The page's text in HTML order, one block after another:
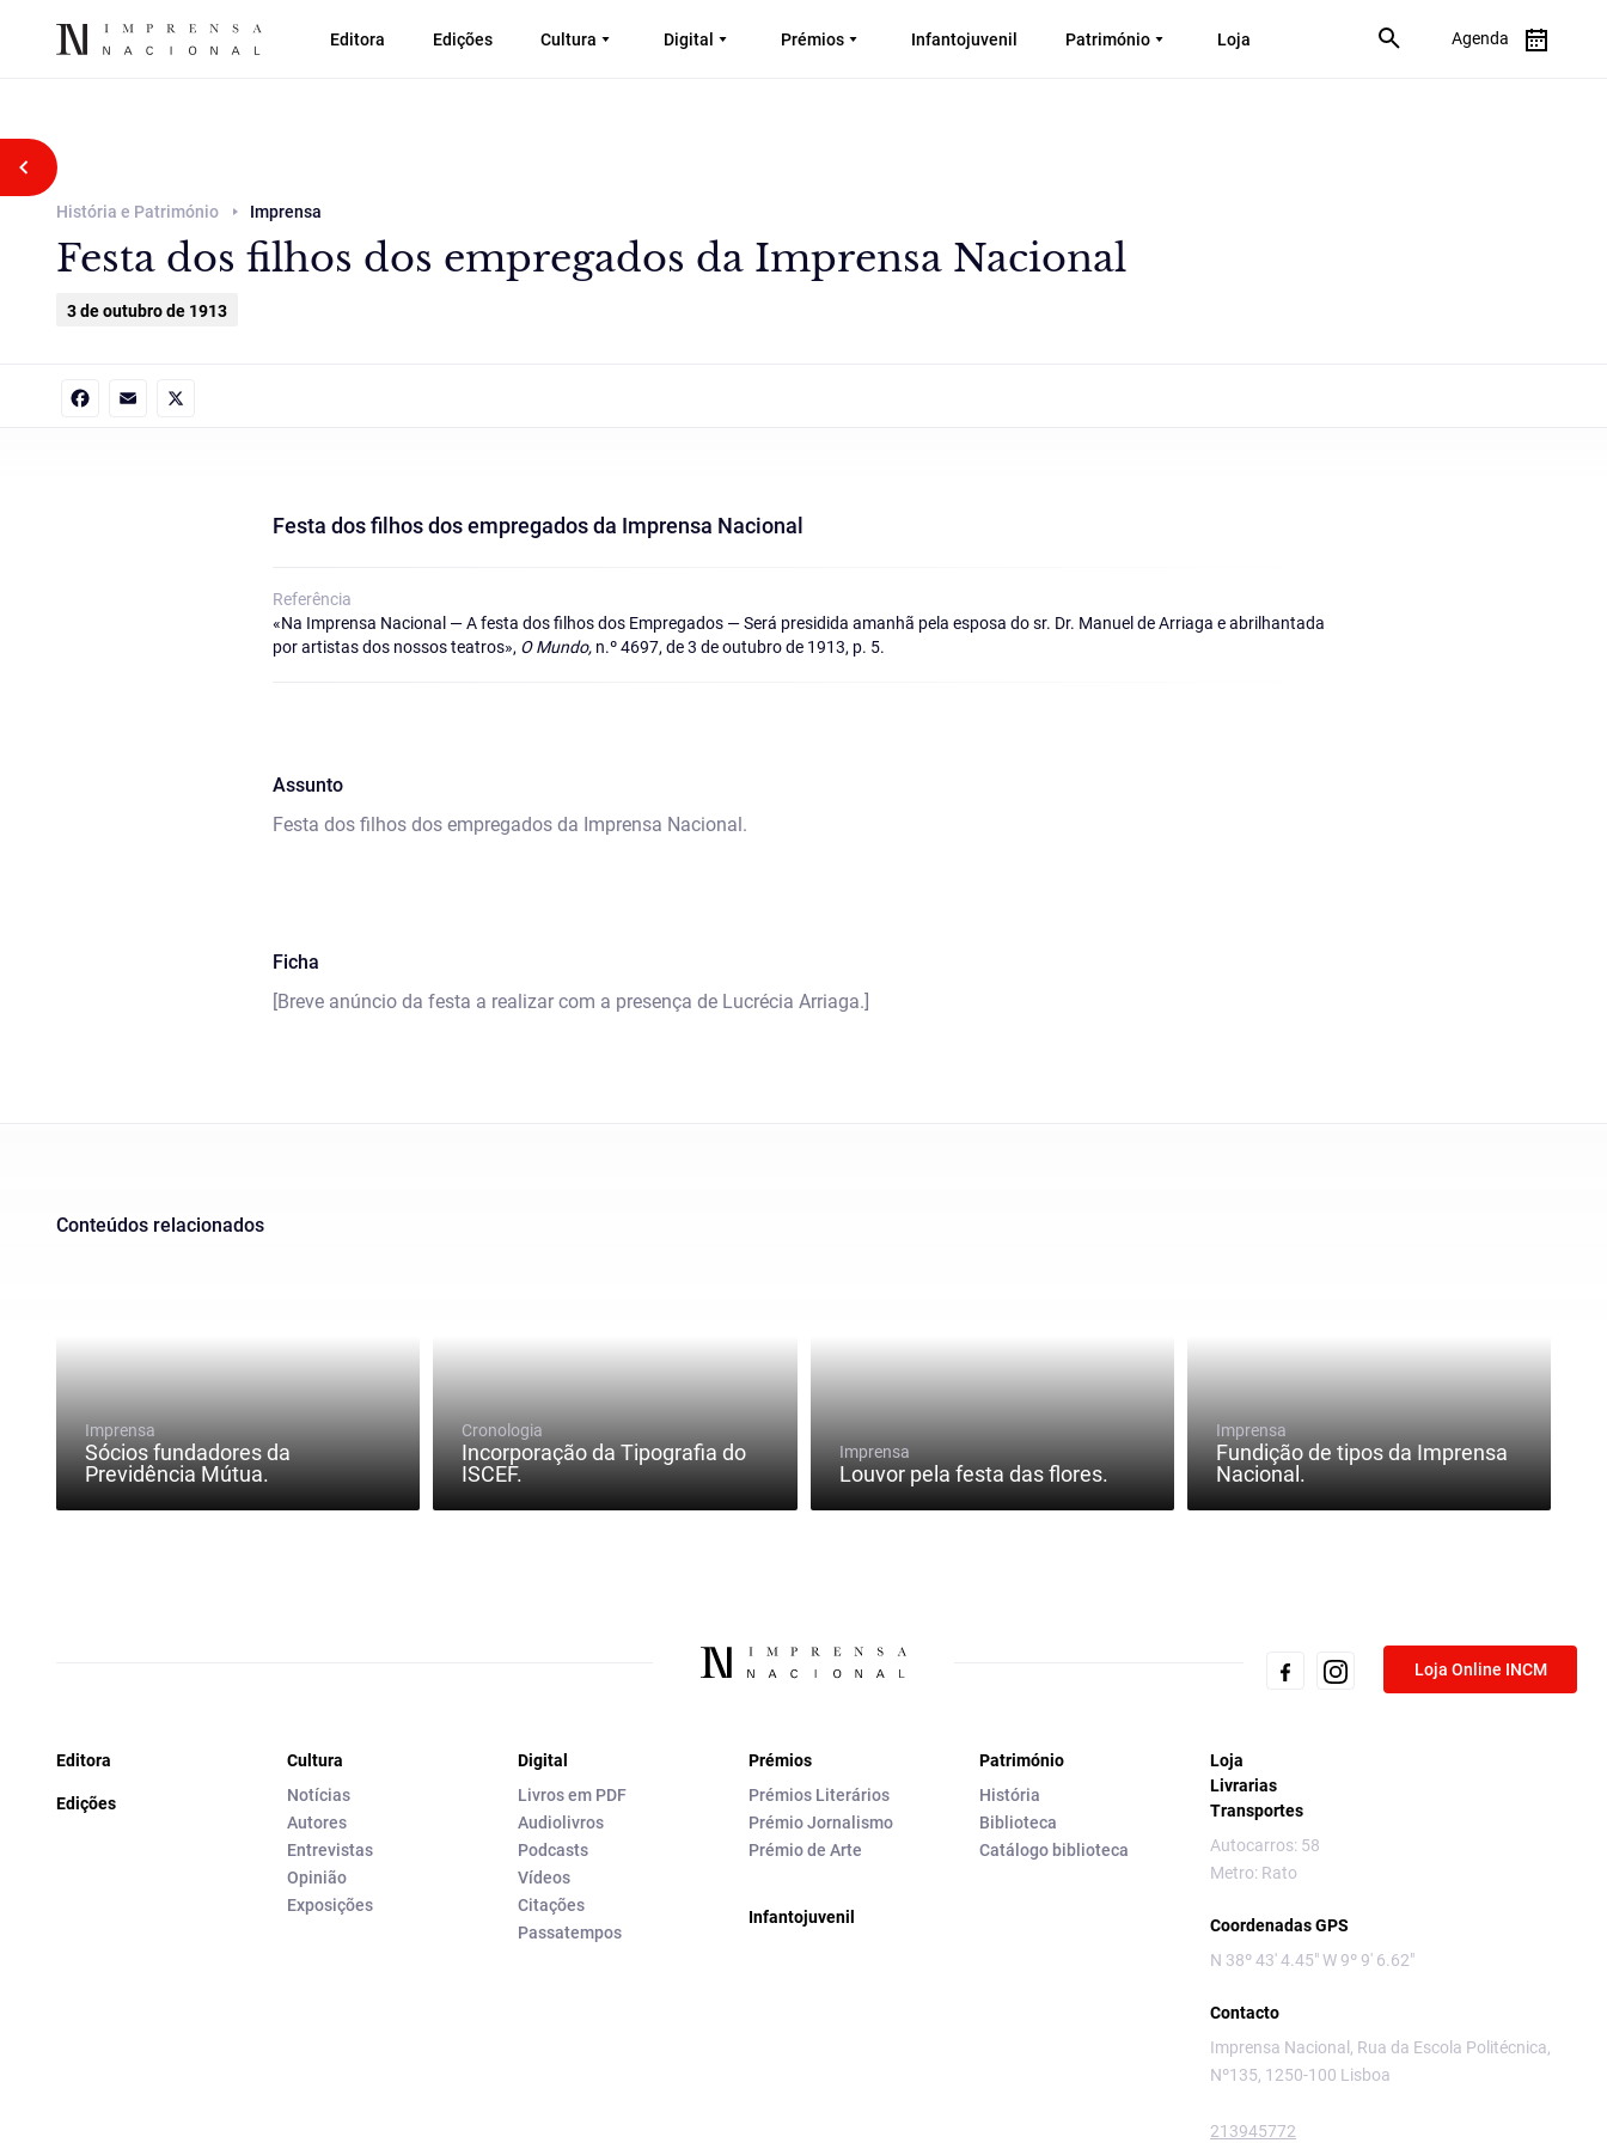
Editora Edições Cultura Digital Prémios Infantojuvenil Património Loja Agenda
Voltar atrás
História e Património Imprensa
Festa dos filhos dos empregados da Imprensa Nacional
3 de outubro de 1913
Festa dos filhos dos empregados da Imprensa Nacional
Referência
«Na Imprensa Nacional — A festa dos filhos dos Empregados — Será presidida amanhã pela esposa do sr. Dr. Manuel de Arriaga e abrilhantada
por artistas dos nossos teatros», O Mundo,n.º 4697, de 3 de outubro de 1913, p. 5.
Assunto
Festa dos filhos dos empregados da Imprensa Nacional.
Ficha
[Breve anúncio da festa a realizar com a presença de Lucrécia Arriaga.]
Conteúdos relacionados
Imprensa
Sócios fundadores da
Previdência Mútua.
Cronologia
Incorporação da Tipografia do
ISCEF.
Imprensa
Louvor pela festa das flores.
Imprensa
Fundição de tipos da Imprensa
Nacional.
Loja Online INCM
Editora
Edições
Cultura
Notícias
Autores
Entrevistas
Opinião
Exposições
Digital
Livros em PDF
Audiolivros
Podcasts
Vídeos
Citações
Passatempos
Prémios
Prémios Literários
Prémio Jornalismo
Prémio de Arte
Infantojuvenil
Património
História
Biblioteca
Catálogo biblioteca
Loja
Livrarias
Transportes
Autocarros: 58
Metro: Rato
Coordenadas GPS
N 38º 43' 4.45" W 9º 9' 6.62"
Contacto
Imprensa Nacional, Rua da Escola Politécnica,
Nº135, 1250-100 Lisboa
213945772